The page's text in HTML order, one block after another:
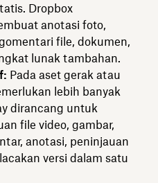
Dropbox
anotasi foto,
file, dokumen,
lunak tambahan.
Pada aset gerak atau
lebih banyak
dirancang untuk
file video, gambar,
anotasi, peninjauan
versi dalam satu